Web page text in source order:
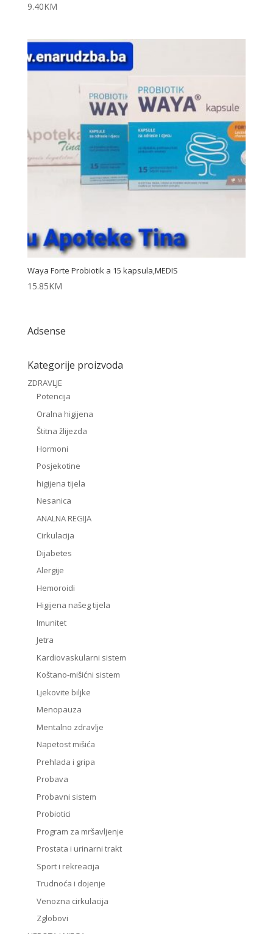
9.40KM
Waya Forte Probiotik a 15 kapsula,MEDIS
15.85KM
Adsense
Kategorije proizvoda
ZDRAVLJE
Potencija
Oralna higijena
Štitna žlijezda
Hormoni
Posjekotine
higijena tijela
Nesanica
ANALNA REGIJA
Cirkulacija
Dijabetes
Alergije
Hemoroidi
Higijena našeg tijela
Imunitet
Jetra
Kardiovaskularni sistem
Koštano-mišićni sistem
Ljekovite biljke
Menopauza
Mentalno zdravlje
Napetost mišića
Prehlada i gripa
Probava
Probavni sistem
Probiotici
Program za mršavljenje
Prostata i urinarni trakt
Sport i rekreacija
Trudnoća i dojenje
Venozna cirkulacija
Zglobovi